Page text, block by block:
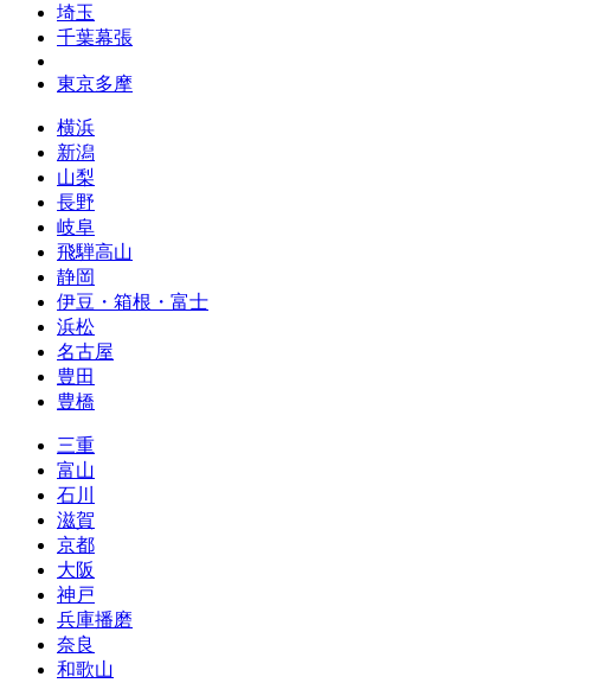
埼玉
千葉幕張
東京多摩
横浜
新潟
山梨
長野
岐阜
飛騨高山
静岡
伊豆・箱根・富士
浜松
名古屋
豊田
豊橋
三重
富山
石川
滋賀
京都
大阪
神戸
兵庫播磨
奈良
和歌山